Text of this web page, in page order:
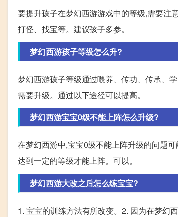
要提升孩子在梦幻西游游戏中的等级,需要注
打怪、找宝等。建议孩子多参。
梦幻西游孩子等级怎么升?
梦幻西游孩子等级通过喂养、传功、传承、
需要升级。通过以下途径可以提高。
梦幻西游宝宝0级不能上阵怎么升级?
在梦幻西游中,宝宝0级不能上阵升级的问题
达到一定的等级才能上阵。可以。
梦幻西游大改之后怎么练宝宝?
1. 宝宝的训练方法有所改变。2. 因为在梦幻